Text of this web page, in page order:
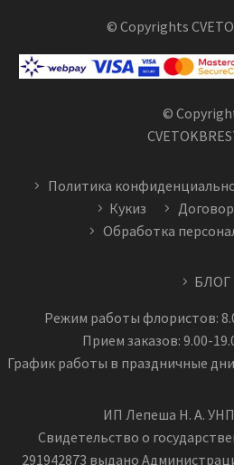
© Copyrights
©
Политика
Кукиз
Обработка
БЛОГ
Режим работы флористов:
Прием заказов: 9.00-
График работы в праздничные
ИП Лепеша Н. А. УНП
Свидетельство о
291942873 выдано